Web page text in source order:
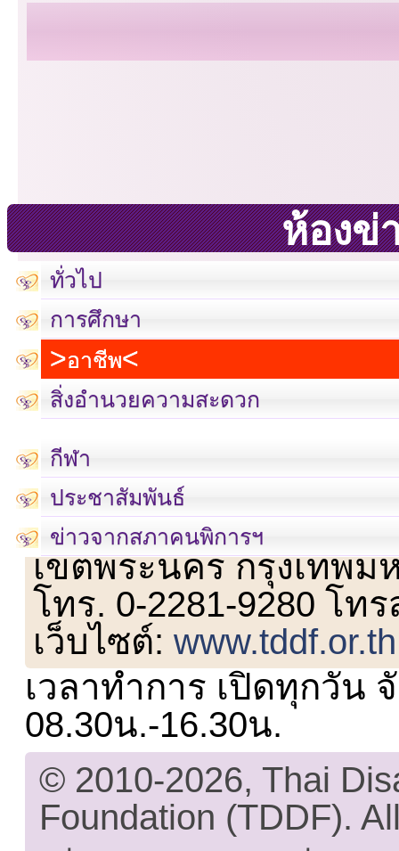
ห้องข่
ทั่วไป
การศึกษา
อาชีพ
สิ่งอำนวยความสะดวก
กีฬา
ประชาสัมพันธ์
ข่าวจากสภาคนพิการฯ
เลขที่ 23 ชั้น 2 ถนนวิ
เขตพระนคร กรุงเทพม
โทร. 0-2281-9280 โท
เว็บไซต์:www.tddf.or.th
เวลาทำการ เปิดทุกวัน
08.30น.-16.30น.
© 2010-2026, Thai
Foundation (TDDF).